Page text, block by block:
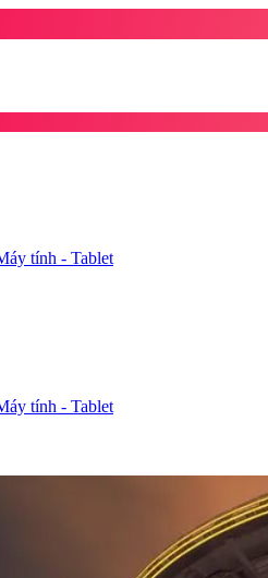
tính - Tablet
tính - Tablet